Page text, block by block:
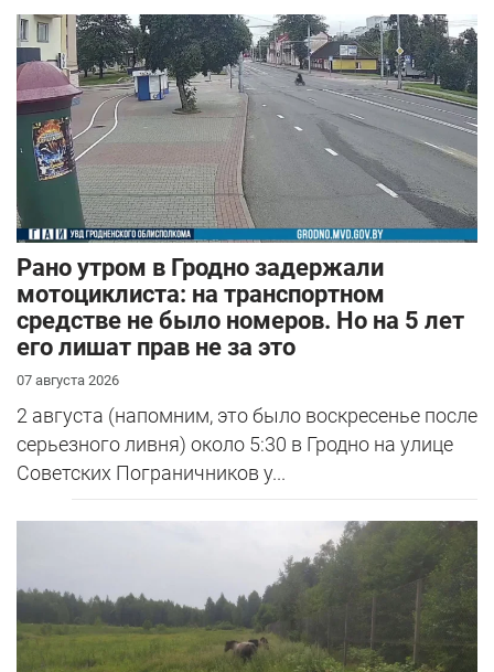
Рано утром в Гродно задержали
мотоциклиста: на транспортном
средстве не было номеров. Но на 5 лет
его лишат прав не за это
07 августа 2026
2 августа (напомним, это было воскресенье после
серьезного ливня) около 5:30 в Гродно на улице
Советских Пограничников у...